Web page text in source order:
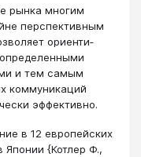
рынка многим
перспективным
ориенти­
и тем самым
коммуникаций
эффективно.
в 12 европейских
{Котлер Ф.,